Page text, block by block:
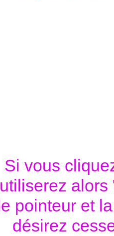
Si vous
utiliserez
le pointeur et
désirez